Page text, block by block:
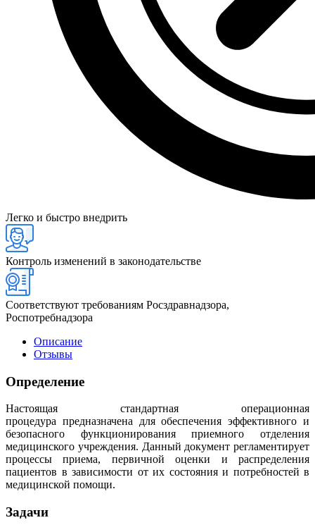
Легко и быстро внедрить
Контроль изменений в законодательстве
Соответствуют требованиям Росздравнадзора,
Роспотребнадзора
Описание
Отзывы
Определение
Настоящая стандартная операционная
процедура предназначена для обеспечения эффективного и
безопасного функционирования приемного отделения
медицинского учреждения. Данный документ регламентирует
процессы приема, первичной оценки и распределения
пациентов в зависимости от их состояния и потребностей в
медицинской помощи.
Задачи